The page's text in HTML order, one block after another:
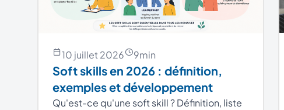
10 juillet 2026 9min
Soft skills en 2026 : définition,
exemples et développement
Qu'est-ce qu'une soft skill ? Définition, liste